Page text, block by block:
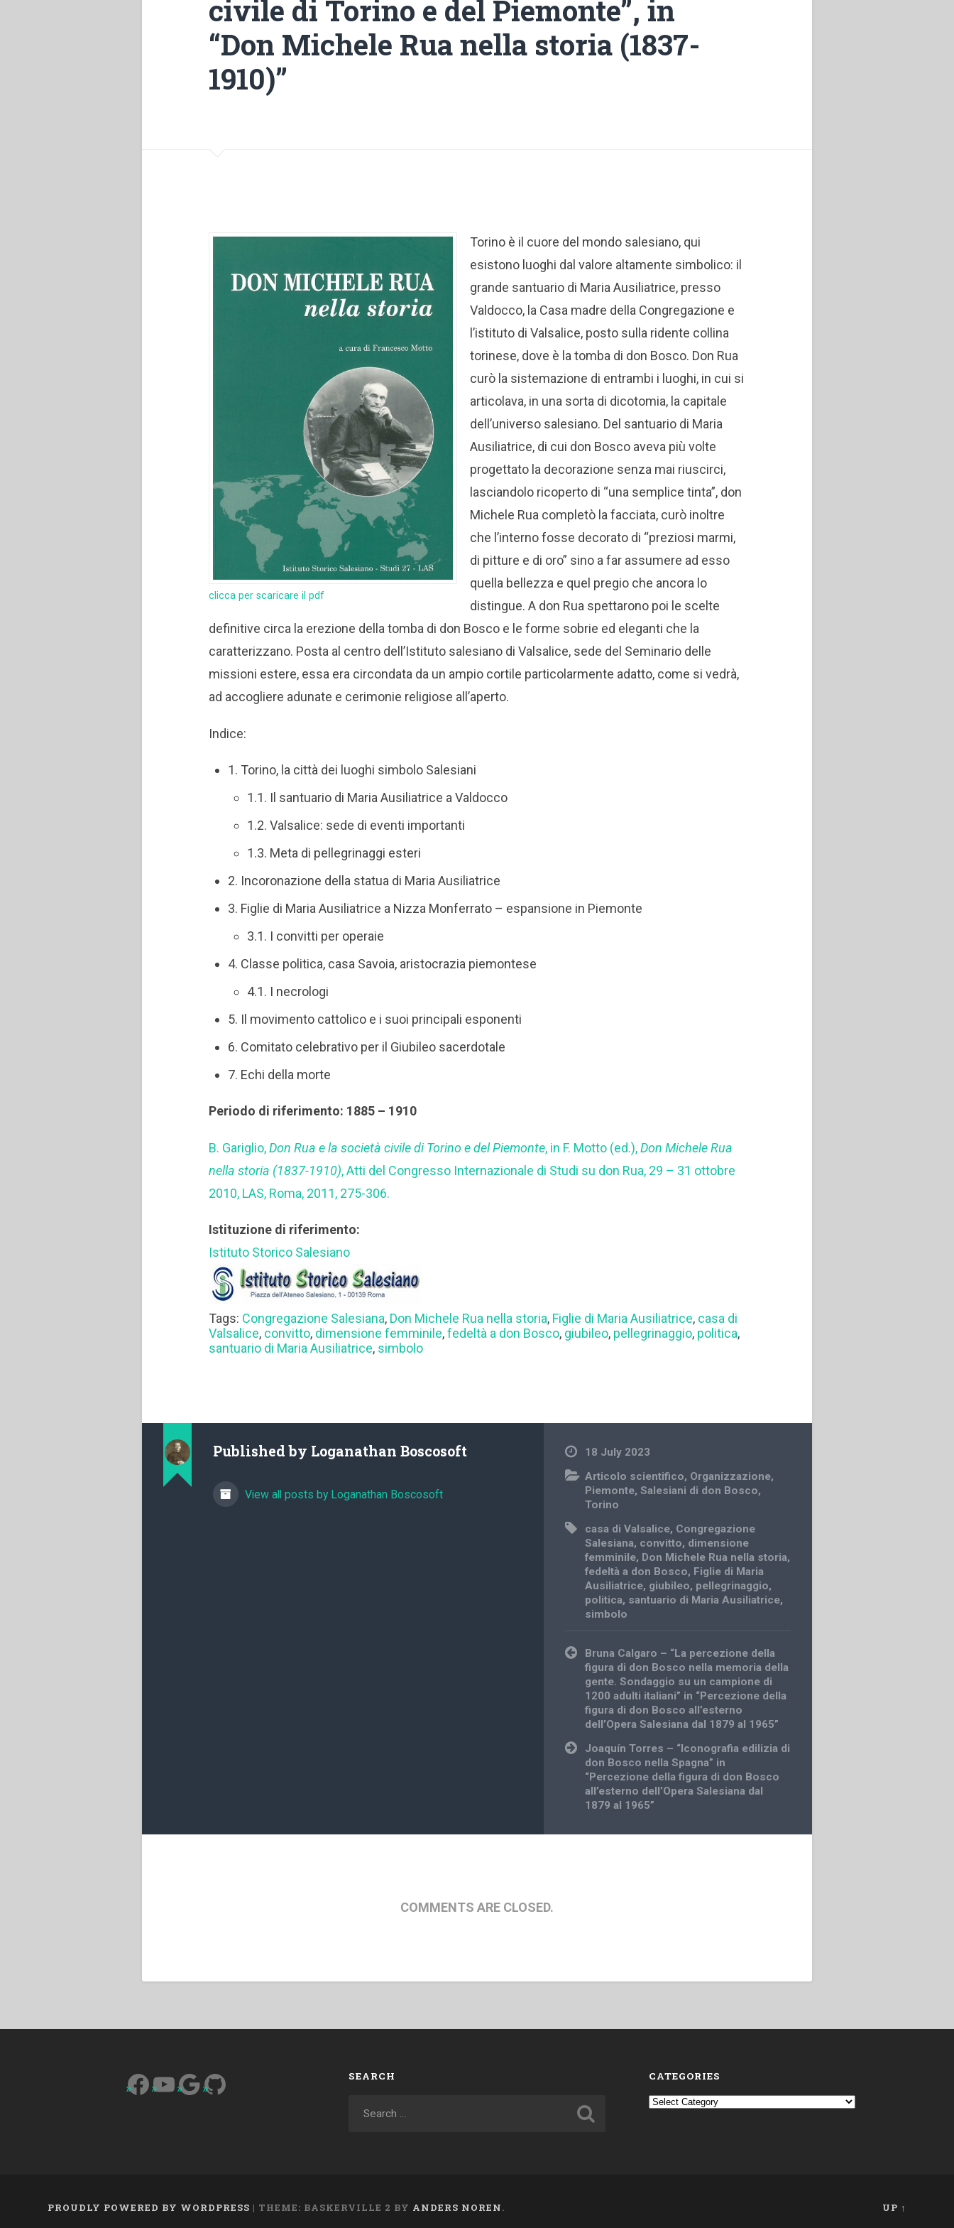
civile di Torino e del Piemonte”, in
“Don Michele Rua nella storia (1837-
1910)”
clicca per scaricare il pdf
Torino è il cuore del mondo salesiano, qui
esistono luoghi dal valore altamente simbolico: il
grande santuario di Maria Ausiliatrice, presso
Valdocco, la Casa madre della Congregazione e
l’istituto di Valsalice, posto sulla ridente collina
torinese, dove è la tomba di don Bosco. Don Rua
curò la sistemazione di entrambi i luoghi, in cui si
articolava, in una sorta di dicotomia, la capitale
dell’universo salesiano. Del santuario di Maria
Ausiliatrice, di cui don Bosco aveva più volte
progettato la decorazione senza mai riuscirci,
lasciandolo ricoperto di “una semplice tinta”, don
Michele Rua completò la facciata, curò inoltre
che l’interno fosse decorato di “preziosi marmi,
di pitture e di oro” sino a far assumere ad esso
quella bellezza e quel pregio che ancora lo
distingue. A don Rua spettarono poi le scelte
definitive circa la erezione della tomba di don Bosco e le forme sobrie ed eleganti che la
caratterizzano. Posta al centro dell’Istituto salesiano di Valsalice, sede del Seminario delle
missioni estere, essa era circondata da un ampio cortile particolarmente adatto, come si vedrà,
ad accogliere adunate e cerimonie religiose all’aperto.
Indice:
1. Torino, la città dei luoghi simbolo Salesiani
1.1. Il santuario di Maria Ausiliatrice a Valdocco
1.2. Valsalice: sede di eventi importanti
1.3. Meta di pellegrinaggi esteri
2. Incoronazione della statua di Maria Ausiliatrice
3. Figlie di Maria Ausiliatrice a Nizza Monferrato – espansione in Piemonte
3.1. I convitti per operaie
4. Classe politica, casa Savoia, aristocrazia piemontese
4.1. I necrologi
5. Il movimento cattolico e i suoi principali esponenti
6. Comitato celebrativo per il Giubileo sacerdotale
7. Echi della morte
Periodo di riferimento: 1885 – 1910
B. Gariglio,Don Rua e la società civile di Torino e del Piemonte, in F. Motto (ed.),Don Michele Rua
nella storia (1837-1910), Atti del Congresso Internazionale di Studi su don Rua, 29 – 31 ottobre
2010, LAS, Roma, 2011, 275-306.
Istituzione di riferimento:
Istituto Storico Salesiano
Tags: Congregazione Salesiana, Don Michele Rua nella storia, Figlie di Maria Ausiliatrice, casa di
Valsalice, convitto, dimensione femminile,fedeltà a don Bosco, giubileo, pellegrinaggio, politica,
santuario di Maria Ausiliatrice, simbolo
Published by Loganathan Boscosoft
View all posts by Loganathan Boscosoft
18 July 2023
Articolo scientifico, Organizzazione,
Piemonte,Salesiani di don Bosco,
Torino
casa di Valsalice, Congregazione
Salesiana, convitto, dimensione
femminile, Don Michele Rua nella storia,
fedeltà a don Bosco, Figlie di Maria
Ausiliatrice, giubileo, pellegrinaggio,
politica, santuario di Maria Ausiliatrice,
simbolo
Post
navigation
Bruna Calgaro – “La percezione della
figura di don Bosco nella memoria della
gente. Sondaggio su un campione di
1200 adulti italiani” in “Percezione della
figura di don Bosco all’esterno
dell’Opera Salesiana dal 1879 al 1965”
Joaquín Torres – “Iconografia edilizia di
don Bosco nella Spagna” in
“Percezione della figura di don Bosco
all’esterno dell’Opera Salesiana dal
1879 al 1965”
COMMENTS ARE CLOSED.
Facebook
YouTube
Google
GitHub SEARCH CATEGORIES
Categories
PROUDLY POWERED BY WORDPRESS | THEME: BASKERVILLE 2 BY ANDERS NOREN. UP ↑